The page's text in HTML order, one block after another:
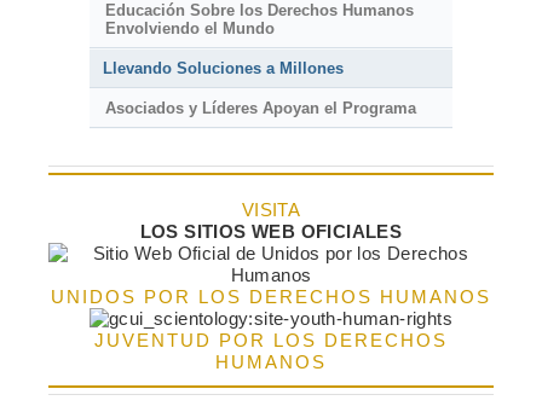
Educación Sobre los Derechos Humanos
Envolviendo el Mundo
Llevando Soluciones a Millones
Asociados y Líderes Apoyan el Programa
VISITA
LOS SITIOS WEB OFICIALES
UNIDOS POR LOS DERECHOS HUMANOS
JUVENTUD POR LOS DERECHOS
HUMANOS